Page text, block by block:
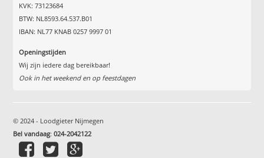
KVK: 73123684
BTW: NL8593.64.537.B01
IBAN: NL77 KNAB 0257 9997 01
Openingstijden
Wij zijn iedere dag bereikbaar!
Ook in het weekend en op feestdagen
© 2024 - Loodgieter Nijmegen
Bel vandaag:024-2042122